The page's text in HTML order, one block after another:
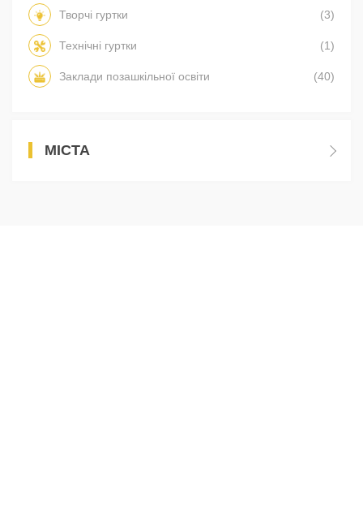
Творчі гуртки (3)
Технічні гуртки (1)
Заклади позашкільної освіти (40)
МІСТА